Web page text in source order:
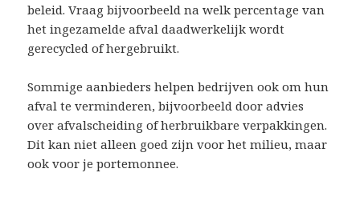
beleid. Vraag bijvoorbeeld na welk percentage van
het ingezamelde afval daadwerkelijk wordt
gerecycled of hergebruikt.
Sommige aanbieders helpen bedrijven ook om hun
afval te verminderen, bijvoorbeeld door advies
over afvalscheiding of herbruikbare verpakkingen.
Dit kan niet alleen goed zijn voor het milieu, maar
ook voor je portemonnee.